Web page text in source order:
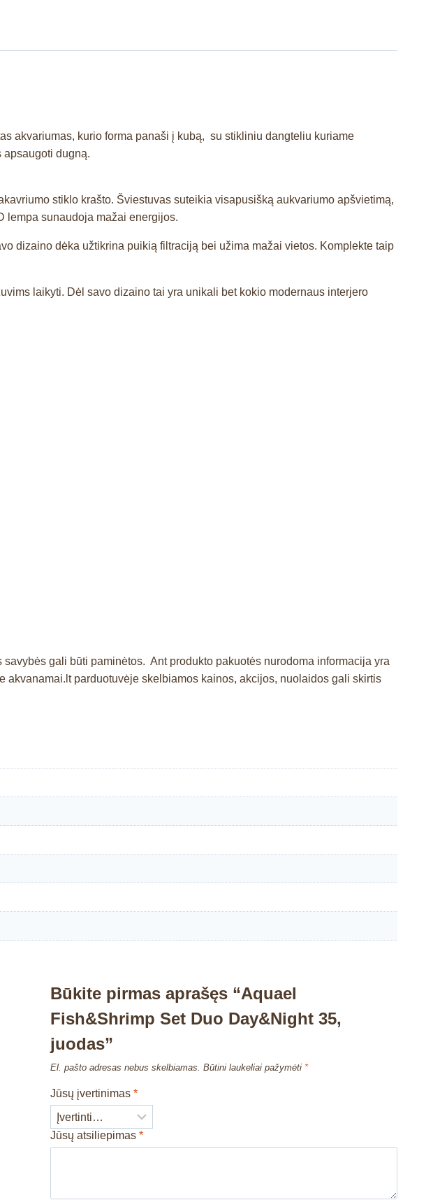
akvariumas, kurio forma panaši į kubą, su stikliniu dangteliu kuriame
apsaugoti dugną.
stiklo krašto. Šviestuvas suteikia visapusišką aukvariumo apšvietimą,
lempa sunaudoja mažai energijos.
dizaino dėka užtikrina puikią filtraciją bei užima mažai vietos. Komplekte taip
laikyti. Dėl savo dizaino tai yra unikali bet kokio modernaus interjero
gali būti paminėtos. Ant produkto pakuotės nurodoma informacija yra
parduotuvėje skelbiamos kainos, akcijos, nuolaidos gali skirtis
Būkite pirmas aprašęs “Aquael
Fish&Shrimp Set Duo Day&Night 35,
juodas”
El. pašto adresas nebus skelbiamas. Būtini laukeliai pažymėti *
Jūsų įvertinimas*
Jūsų atsiliepimas*